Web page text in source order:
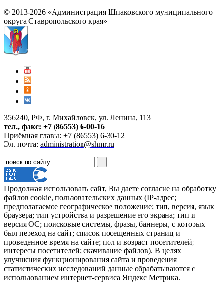
© 2013-2026 «Администрация Шпаковского муниципального
округа Ставропольского края»
356240, РФ, г. Михайловск, ул. Ленина, 113
тел., факс: +7 (86553) 6-00-16
Приёмная главы: +7 (86553) 6-30-12
Эл. почта: administration@shmr.ru
Продолжая использовать сайт, Вы даете согласие на обработку
файлов cookie, пользовательских данных (IP-адрес;
предполагаемое географическое положение; тип, версия, язык
браузера; тип устройства и разрешение его экрана; тип и
версия ОС; поисковые системы, фразы, баннеры, с которых
был переход на сайт; список посещенных страниц и
проведенное время на сайте; пол и возраст посетителей;
интересы посетителей; скачивание файлов). В целях
улучшения функционирования сайта и проведения
статистических исследований данные обрабатываются с
использованием интернет-сервиса Яндекс Метрика.